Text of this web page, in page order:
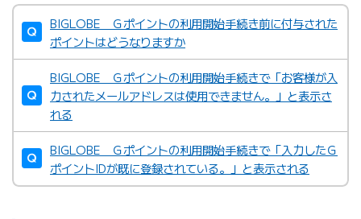
BIGLOBE Ｇポイントの利用開始手続き前に付与された
ポイントはどうなりますか
BIGLOBE Ｇポイントの利用開始手続きで「お客様が入
力されたメールアドレスは使用できません。」と表示さ
れる
BIGLOBE Ｇポイントの利用開始手続きで「入力したＧ
ポイントIDが既に登録されている。」と表示される